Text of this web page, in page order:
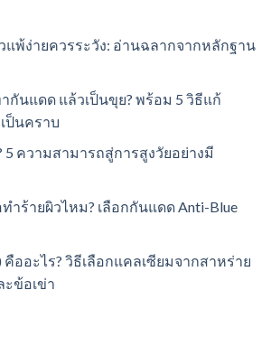
พ้ง่ายควรระวัง: อ่านฉลากจากหลักฐาน
กันแดด แล้วเป็นขุย? พร้อม 5 วิธีแก้
ป็นคราบ
5 ความสามารถสู่การสูงวัยอย่างมี
ำร้ายผิวไหม? เลือกกันแดด Anti-Blue
คืออะไร? วิธีเลือกแคลเซียมจากสาหร่าย
ะข้อเข่า